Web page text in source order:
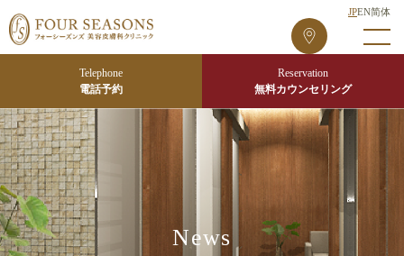
EN
JP 简体
Telephone
電話予約
Reservation
無料カウンセリング
フ
ォ
ー
ズ
ン
ズ
東
京
院
News